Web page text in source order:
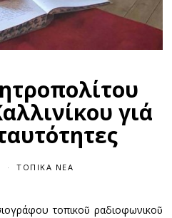
γιά
ΤΟΠΙΚΆ ΝΈΑ
τοπικοῦ ραδιοφωνικοῦ